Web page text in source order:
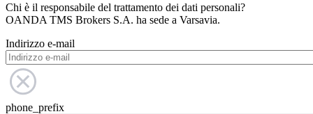
Chi è il responsabile del trattamento dei dati personali?
OANDA TMS Brokers S.A. ha sede a Varsavia.
Indirizzo e-mail
phone_prefix